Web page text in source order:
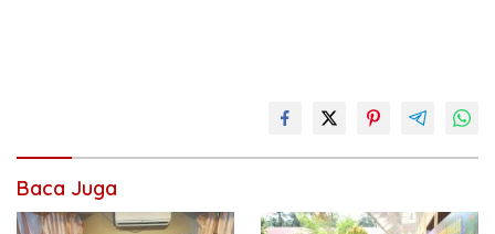
Baca Juga